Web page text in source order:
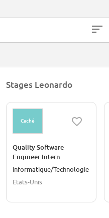
Stages Leonardo
Caché
Quality Software
Engineer Intern
Informatique/Technologie
Etats-Unis